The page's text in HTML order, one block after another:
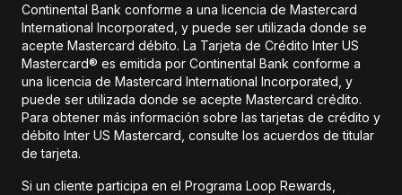
Continental Bank conforme a una licencia de Mastercard
International Incorporated, y puede ser utilizada donde se
acepte Mastercard débito. La Tarjeta de Crédito Inter US
Mastercard® es emitida por Continental Bank conforme a
una licencia de Mastercard International Incorporated, y
puede ser utilizada donde se acepte Mastercard crédito.
Para obtener más información sobre las tarjetas de crédito y
débito Inter US Mastercard, consulte los acuerdos de titular
de tarjeta.
Si un cliente participa en el Programa Loop Rewards,